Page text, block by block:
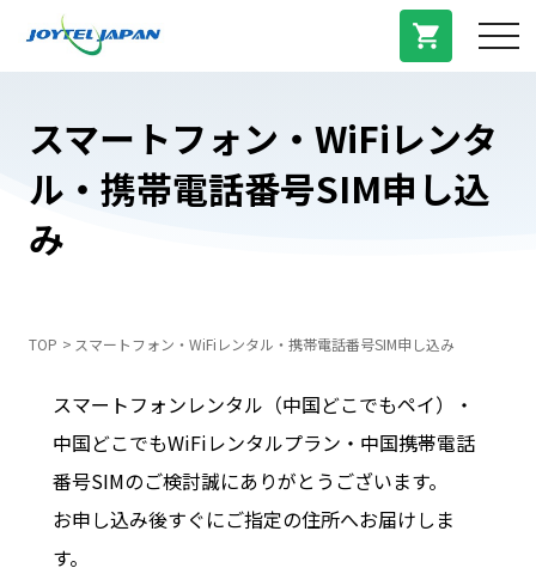
料金プラン
よくある質問
法人登録
スマートフォン・WiFiレンタ
ル・携帯電話番号SIM申し込
み
TOP スマートフォン・WiFiレンタル・携帯電話番号SIM申し込み
スマートフォンレンタル（中国どこでもペイ）・
中国どこでもWiFiレンタルプラン・中国携帯電話
番号SIMのご検討誠にありがとうございます。
お申し込み後すぐにご指定の住所へお届けしま
す。